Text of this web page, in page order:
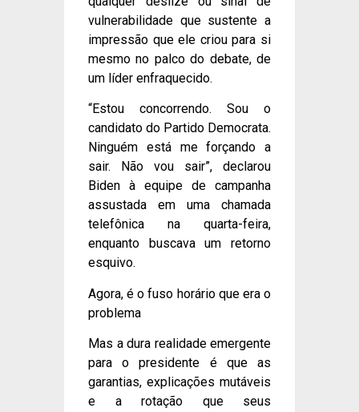
vulnerabilidade que sustente a
impressão que ele criou para si
mesmo no palco do debate, de
um líder enfraquecido.
“Estou concorrendo. Sou o
candidato do Partido Democrata.
Ninguém está me forçando a
sair. Não vou sair”, declarou
Biden à equipe de campanha
assustada em uma chamada
telefônica na quarta-feira,
enquanto buscava um retorno
esquivo.
Agora, é o fuso horário que era o
problema
Mas a dura realidade emergente
para o presidente é que as
garantias, explicações mutáveis
e a rotação que seus